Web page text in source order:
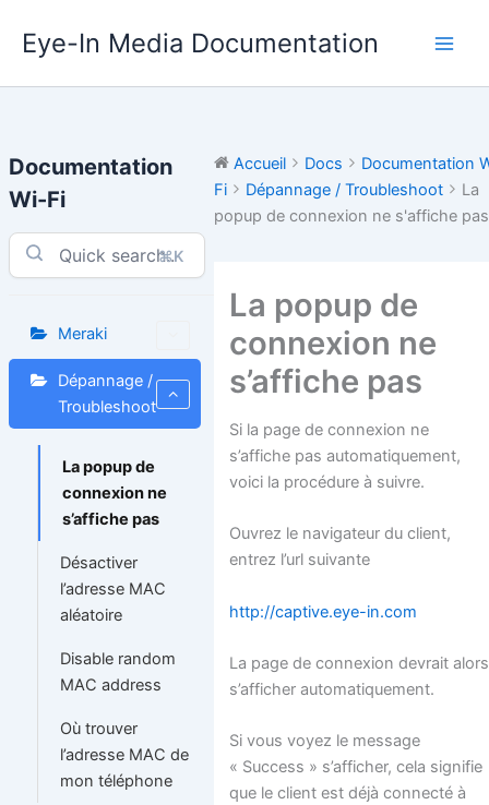
contenu
Eye-In Media Documentation
Documentation
Wi-Fi
⌘K
Meraki
Dépannage /
Troubleshoot
La popup de
connexion ne
s’affiche pas
Désactiver
l’adresse MAC
aléatoire
Disable random
MAC address
Où trouver
l’adresse MAC de
mon téléphone
Accueil Docs
Documentation
Fi
Dépannage / Troubleshoot
La
popup de connexion ne s'affiche pas
La popup de
connexion ne
s’affiche pas
Si la page de connexion ne
s’affiche pas automatiquement,
voici la procédure à suivre.
Ouvrez le navigateur du client,
entrez l’url suivante
http://captive.eye-in.com
La page de connexion devrait alors
s’afficher automatiquement.
Si vous voyez le message
« Success » s’afficher, cela signifie
que le client est déjà connecté à